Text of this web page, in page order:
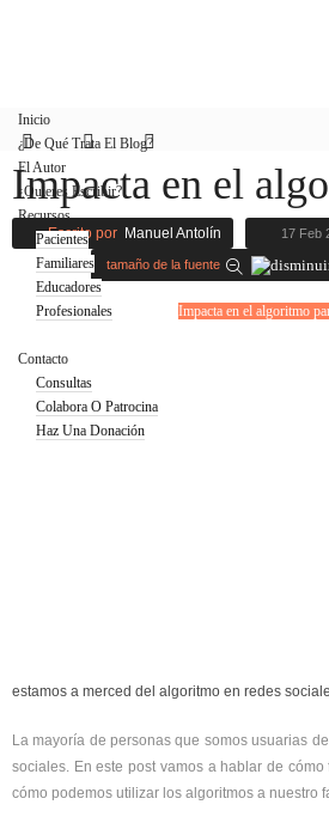
Inicio
¿De Qué Trata El Blog?
El Autor
¿Quieres Escribir?
Recursos
Pacientes
Familiares
Educadores
Profesionales
Contacto
Consultas
Colabora O Patrocina
Haz Una Donación
Impacta en el
Escrito por Manuel Antolín 17 Feb
tamaño de la fuente
Impacta en el algoritmo
estamos a merced del algoritmo en redes
La mayoría de personas que somos usuarias
sociales. En este post vamos a hablar de
cómo podemos utilizar los algoritmos a nuestro